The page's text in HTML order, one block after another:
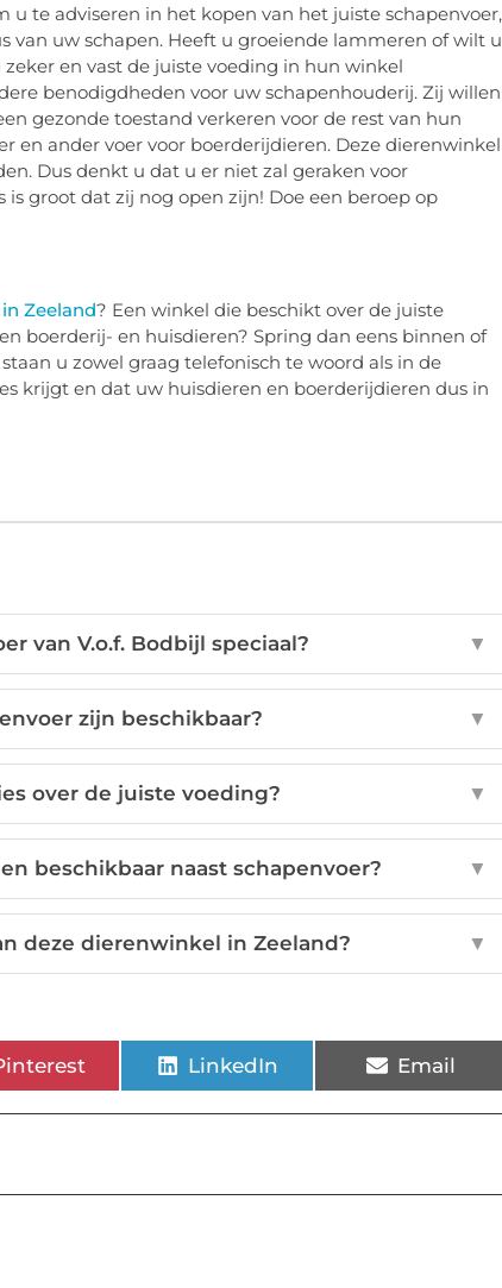
te adviseren in het kopen van het juiste schapenvoer,
van uw schapen. Heeft u groeiende lammeren of wilt u
en vast de juiste voeding in hun winkel
benodigdheden voor uw schapenhouderij. Zij willen
gezonde toestand verkeren voor de rest van hun
en ander voer voor boerderijdieren. Deze dierenwinkel
Dus denkt u dat u er niet zal geraken voor
groot dat zij nog open zijn! Doe een beroep op
Zeeland? Een winkel die beschikt over de juiste
boerderij- en huisdieren? Spring dan eens binnen of
u zowel graag telefonisch te woord als in de
krijgt en dat uw huisdieren en boerderijdieren dus in
van V.o.f. Bodbijl speciaal? ▼
zijn beschikbaar? ▼
over de juiste voeding? ▼
beschikbaar naast schapenvoer? ▼
deze dierenwinkel in Zeeland? ▼
LinkedIn Email